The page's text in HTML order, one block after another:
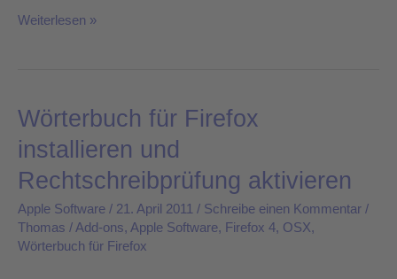
Weiterlesen »
Wörterbuch für Firefox
installieren und
Rechtschreibprüfung aktivieren
Apple Software / 21. April 2011 / Schreibe einen Kommentar /
Thomas /Add-ons, Apple Software, Firefox 4, OSX,
Wörterbuch für Firefox
Wörterbuch
für
Firefox
installieren
und
Rechtschreibprüfung